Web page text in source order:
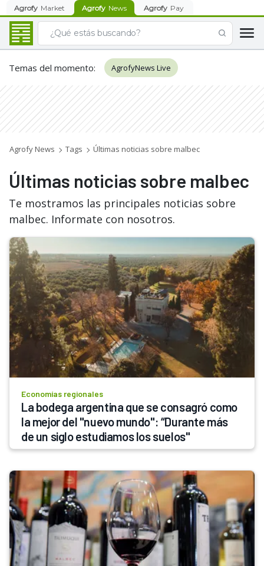
Agrofy Market Agrofy News Agrofy Pay
Temas del momento: AgrofyNews Live
Agrofy News Tags Últimas noticias sobre malbec
Últimas noticias sobre malbec
Te mostramos las principales noticias sobre
malbec. Informate con nosotros.
Economías regionales
La bodega argentina que se consagró como
la mejor del "nuevo mundo": “Durante más
de un siglo estudiamos los suelos"